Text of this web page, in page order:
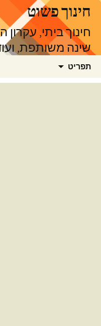
לדלג
לתוכןחינוך פשוט
חינוך ביתי,
שינה משותפת,
תפריט